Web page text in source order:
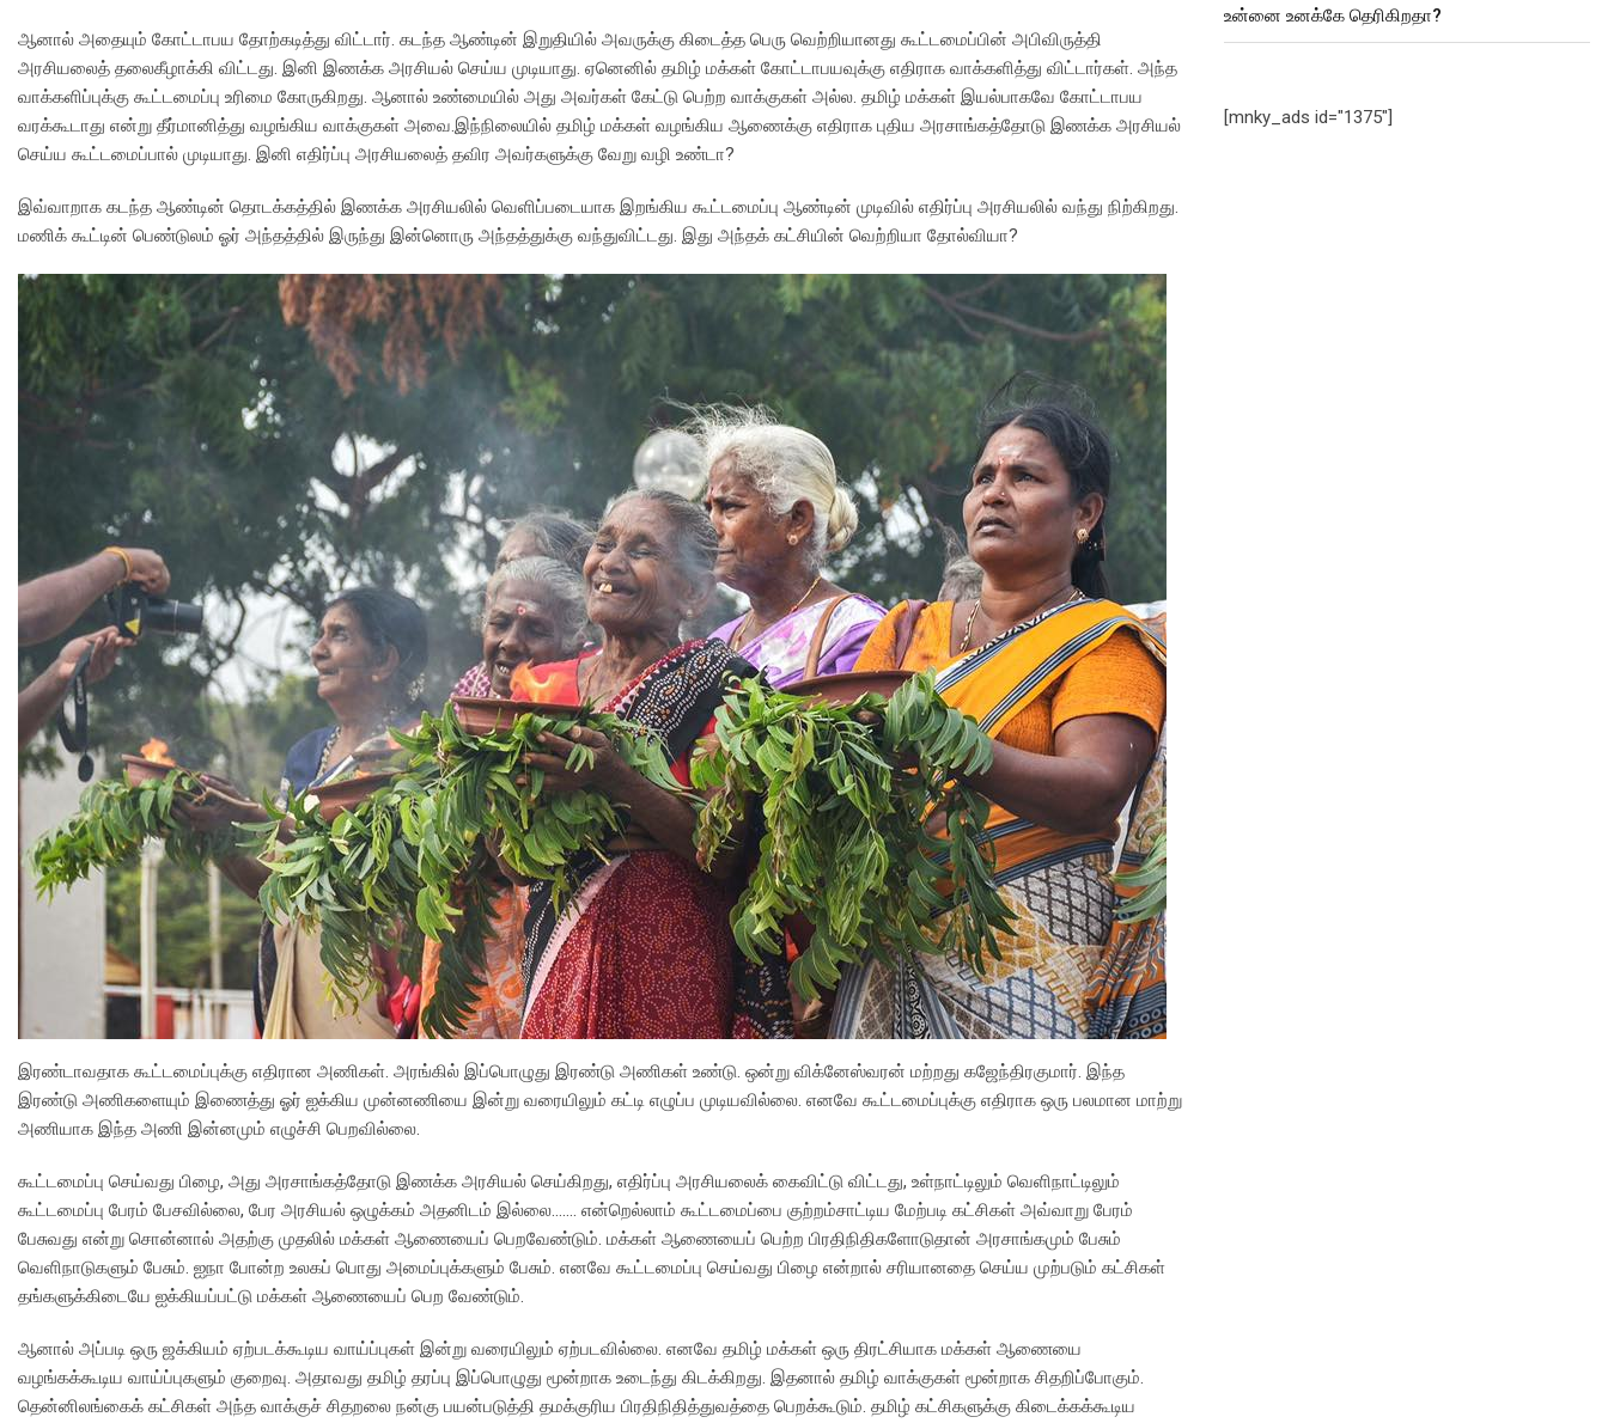
ஆனால் அதையும் கோட்டாபய தோற்கடித்து விட்டார். கடந்த ஆண்டின் இறுதியில் அவருக்கு கிடைத்த பெரு வெற்றியானது கூட்டமைப்பின் அபிவிருத்தி
அரசியலைத் தலைகீழாக்கி விட்டது. இனி இணக்க அரசியல் செய்ய முடியாது. ஏனெனில் தமிழ் மக்கள் கோட்டாபயவுக்கு எதிராக வாக்களித்து விட்டார்கள். அந்த
வாக்களிப்புக்கு கூட்டமைப்பு உரிமை கோருகிறது. ஆனால் உண்மையில் அது அவர்கள் கேட்டு பெற்ற வாக்குகள் அல்ல. தமிழ் மக்கள் இயல்பாகவே கோட்டாபய
வரக்கூடாது என்று தீர்மானித்து வழங்கிய வாக்குகள் அவை.இந்நிலையில் தமிழ் மக்கள் வழங்கிய ஆணைக்கு எதிராக புதிய அரசாங்கத்தோடு இணக்க அரசியல்
செய்ய கூட்டமைப்பால் முடியாது. இனி எதிர்ப்பு அரசியலைத் தவிர அவர்களுக்கு வேறு வழி உண்டா?
இவ்வாறாக கடந்த ஆண்டின் தொடக்கத்தில் இணக்க அரசியலில் வெளிப்படையாக இறங்கிய கூட்டமைப்பு ஆண்டின் முடிவில் எதிர்ப்பு அரசியலில் வந்து நிற்கிறது.
மணிக் கூட்டின் பெண்டுலம் ஓர் அந்தத்தில் இருந்து இன்னொரு அந்தத்துக்கு வந்துவிட்டது. இது அந்தக் கட்சியின் வெற்றியா தோல்வியா?
இரண்டாவதாக கூட்டமைப்புக்கு எதிரான அணிகள். அரங்கில் இப்பொழுது இரண்டு அணிகள் உண்டு. ஒன்று விக்னேஸ்வரன் மற்றது கஜேந்திரகுமார். இந்த
இரண்டு அணிகளையும் இணைத்து ஓர் ஐக்கிய முன்னணியை இன்று வரையிலும் கட்டி எழுப்ப முடியவில்லை. எனவே கூட்டமைப்புக்கு எதிராக ஒரு பலமான மாற்று
அணியாக இந்த அணி இன்னமும் எழுச்சி பெறவில்லை.
கூட்டமைப்பு செய்வது பிழை, அது அரசாங்கத்தோடு இணக்க அரசியல் செய்கிறது, எதிர்ப்பு அரசியலைக் கைவிட்டு விட்டது, உள்நாட்டிலும் வெளிநாட்டிலும்
கூட்டமைப்பு பேரம் பேசவில்லை, பேர அரசியல் ஒழுக்கம் அதனிடம் இல்லை……. என்றெல்லாம் கூட்டமைப்பை குற்றம்சாட்டிய மேற்படி கட்சிகள் அவ்வாறு பேரம்
பேசுவது என்று சொன்னால் அதற்கு முதலில் மக்கள் ஆணையைப் பெறவேண்டும். மக்கள் ஆணையைப் பெற்ற பிரதிநிதிகளோடுதான் அரசாங்கமும் பேசும்
வெளிநாடுகளும் பேசும். ஐநா போன்ற உலகப் பொது அமைப்புக்களும் பேசும். எனவே கூட்டமைப்பு செய்வது பிழை என்றால் சரியானதை செய்ய முற்படும் கட்சிகள்
தங்களுக்கிடையே ஐக்கியப்பட்டு மக்கள் ஆணையைப் பெற வேண்டும்.
ஆனால் அப்படி ஒரு ஜக்கியம் ஏற்படக்கூடிய வாய்ப்புகள் இன்று வரையிலும் ஏற்படவில்லை. எனவே தமிழ் மக்கள் ஒரு திரட்சியாக மக்கள் ஆணையை
வழங்கக்கூடிய வாய்ப்புகளும் குறைவு. அதாவது தமிழ் தரப்பு இப்பொழுது மூன்றாக உடைந்து கிடக்கிறது. இதனால் தமிழ் வாக்குகள் மூன்றாக சிதறிப்போகும்.
தென்னிலங்கைக் கட்சிகள் அந்த வாக்குச் சிதறலை நன்கு பயன்படுத்தி தமக்குரிய பிரதிநிதித்துவத்தை பெறக்கூடும். தமிழ் கட்சிகளுக்கு கிடைக்கக்கூடிய
உன்னை உனக்கே தெரிகிறதா?
[mnky_ads id="1375"]